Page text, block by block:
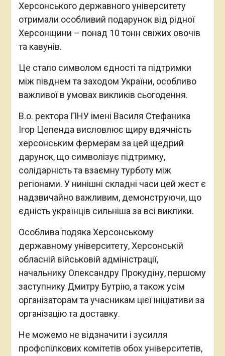
Херсонського державного університету
отримали особливий подарунок від рідної
Херсонщини – понад 10 тонн свіжих овочів
та кавунів.
Це стало символом єдності та підтримки
між півднем та заходом України, особливо
важливої в умовах викликів сьогодення.
В.о. ректора ПНУ імені Василя Стефаника
Ігор Цепенда висловлює щиру вдячність
херсонським фермерам за цей щедрий
дарунок, що символізує підтримку,
солідарність та взаємну турботу між
регіонами. У нинішні складні часи цей жест є
надзвичайно важливим, демонструючи, що
єдність українців сильніша за всі виклики.
Особлива подяка Херсонському
державному університету, Херсонській
обласній військовій адміністрації,
начальнику Олександру Прокудіну, першому
заступнику Дмитру Бутрію, а також усім
організаторам та учасникам цієї ініціативи за
організацію та доставку.
Не можемо не відзначити і зусилля
профспілкових комітетів обох університетів,